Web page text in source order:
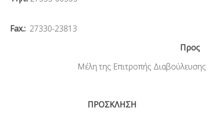
Fax.: 27330-23813
Προς
Μέλη της Επιτροπής Διαβούλευσης
ΠΡΟΣΚΛΗΣΗ